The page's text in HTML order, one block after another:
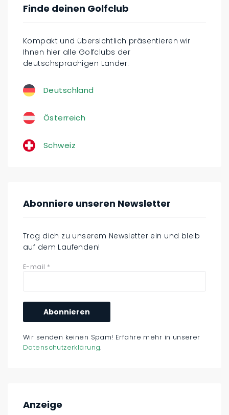
Finde deinen Golfclub
Kompakt und übersichtlich präsentieren wir
Ihnen hier alle Golfclubs der
deutschsprachigen Länder.
Deutschland
Österreich
Schweiz
Abonniere unseren Newsletter
Trag dich zu unserem Newsletter ein und bleib
auf dem Laufenden!
E-mail *
Wir senden keinen Spam! Erfahre mehr in unserer
Datenschutzerklärung.
Anzeige